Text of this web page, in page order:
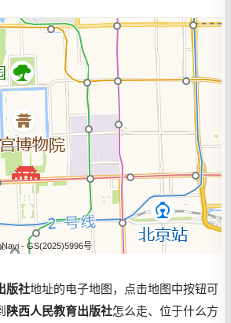
- GS(2025)5996号
版社地址的电子地图，点击地图中按钮可
陕西人民教育出版社怎么走、位于什么方